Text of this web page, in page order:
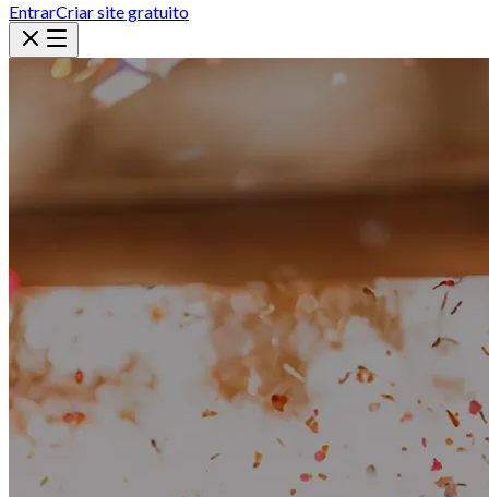
EntrarCriar site gratuito